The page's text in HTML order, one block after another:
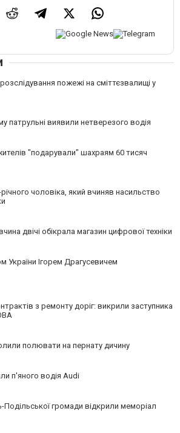
пожежі на сміттєзвалищі у
патрульні виявили нетверезого водія
"подарували" шахраям 60 тисяч
чоловіка, який вчиняв насильство
двічі обікрала магазин цифрової техніки
України Ігорем Драгусевичем
з ремонту доріг: викрили заступника
полювати на пернату дичину
п'яного водія Audi
Подільської громади відкрили меморіал